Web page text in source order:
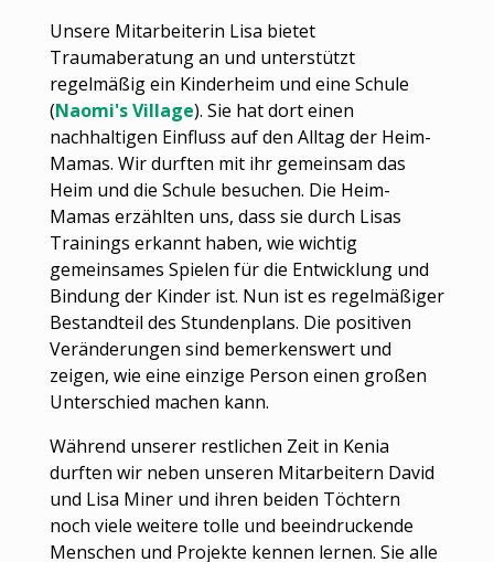
Unsere Mitarbeiterin Lisa bietet
Traumaberatung an und unterstützt
regelmäßig ein Kinderheim und eine Schule
(Naomi's Village). Sie hat dort einen
nachhaltigen Einfluss auf den Alltag der Heim-
Mamas. Wir durften mit ihr gemeinsam das
Heim und die Schule besuchen. Die Heim-
Mamas erzählten uns, dass sie durch Lisas
Trainings erkannt haben, wie wichtig
gemeinsames Spielen für die Entwicklung und
Bindung der Kinder ist. Nun ist es regelmäßiger
Bestandteil des Stundenplans. Die positiven
Veränderungen sind bemerkenswert und
zeigen, wie eine einzige Person einen großen
Unterschied machen kann.
Während unserer restlichen Zeit in Kenia
durften wir neben unseren Mitarbeitern David
und Lisa Miner und ihren beiden Töchtern
noch viele weitere tolle und beeindruckende
Menschen und Projekte kennen lernen. Sie alle